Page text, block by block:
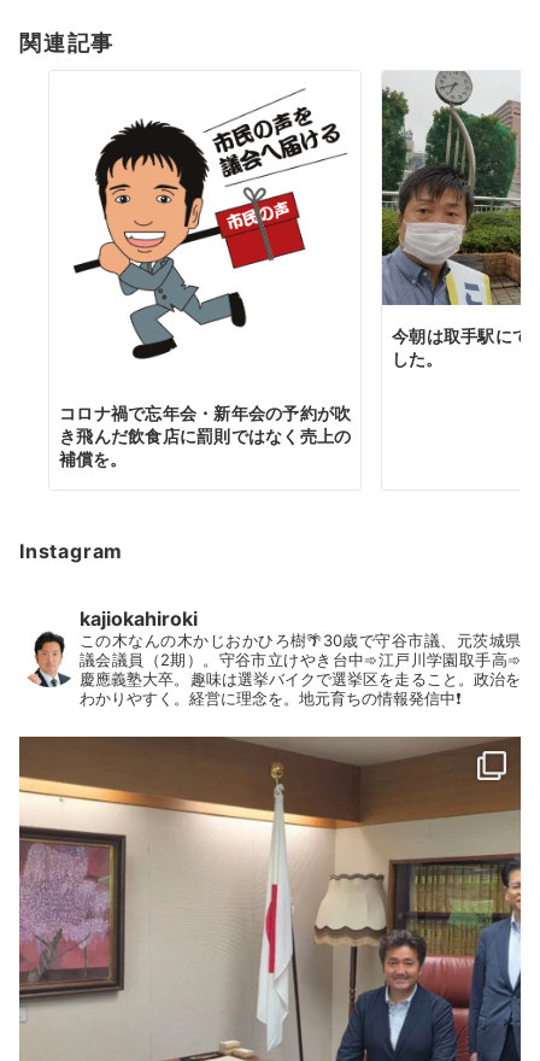
ン
関連記事
コロナ禍で忘年会・新年会の予約が吹
き飛んだ飲食店に罰則ではなく売上の
補償を。
今朝は取手駅にて
した。
Instagram
kajiokahiroki
この木なんの木かじおかひろ樹🌴30歳で守谷市議、元茨城県
議会議員（2期）。守谷市立けやき台中➾江戸川学園取手高➾
慶應義塾大卒。趣味は選挙バイクで選挙区を走ること。政治を
わかりやすく。経営に理念を。地元育ちの情報発信中❗